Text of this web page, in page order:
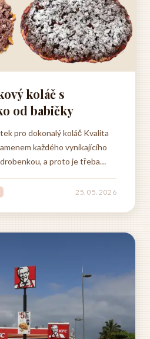
koláč s
od babičky
pro dokonalý koláč Kvalita
každého vynikajícího
a proto je třeba
švestkami, které mají
25. 05. 2026